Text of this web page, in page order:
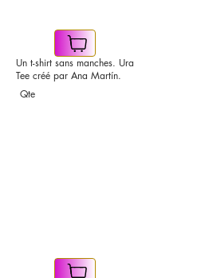
Un t-shirt sans manches. Ura
Tee créé par Ana Martín.
Qte